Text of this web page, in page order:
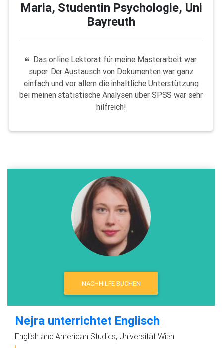
Maria, Studentin Psychologie, Uni
Bayreuth
Das online Lektorat für meine Masterarbeit war
super. Der Austausch von Dokumenten war ganz
einfach und vor allem die inhaltliche Unterstützung
bei meinen statistische Analysen über SPSS war sehr
hilfreich!
NACHHILFE BUCHEN
Nejra unterrichtet Englisch
English and American Studies, Universität Wien